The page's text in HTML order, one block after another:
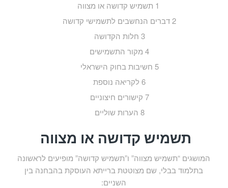
תשמיש קדושה או מצווה
2 דברים הנחשבים לתשמישי קדושה
3 חלות הקדושה
4 מקור התשמישים
5 חשיבות בחוק הישראלי
6 לקריאה נוספת
7 קישורים חיצוניים
8 הערות שוליים
תשמיש קדושה או מצווה
המושגים “תשמיש מצווה” ו”תשמיש קדושה” מופיעים לראשונה
בתלמוד בבלי, שם מצוטטת ברייתא העוסקת בהבחנה בין
השניים: